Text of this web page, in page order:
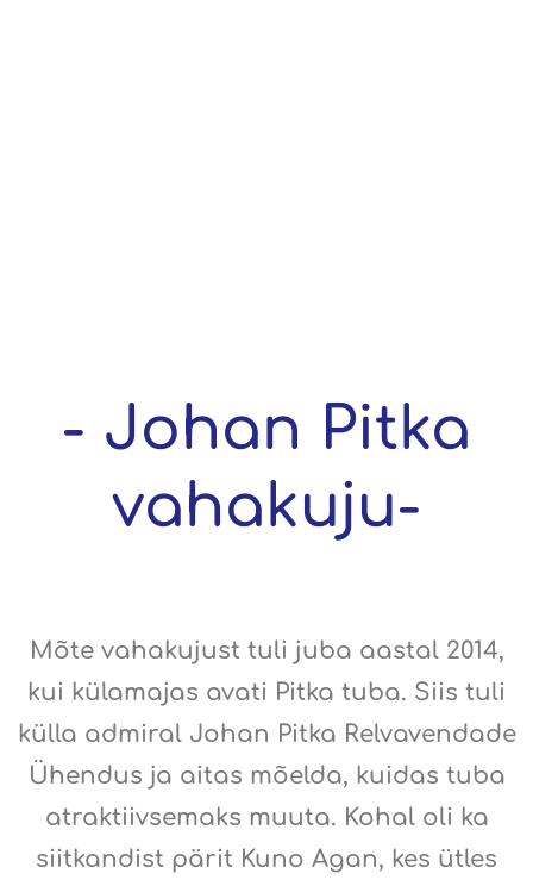
- Johan Pitka
vahakuju-
Mõte vahakujust tuli juba aastal 2014,
kui külamajas avati Pitka tuba. Siis tuli
külla admiral Johan Pitka Relvavendade
Ühendus ja aitas mõelda, kuidas tuba
atraktiivsemaks muuta. Kohal oli ka
siitkandist pärit Kuno Agan, kes ütles